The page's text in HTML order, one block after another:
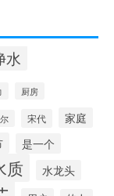
水
厨房
宋代
家庭
是一个
质 水龙头